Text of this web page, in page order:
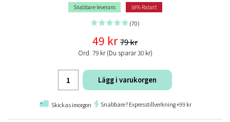
Snabbare leverans 38% Rabatt
(70)
49 kr 79 kr
Ord. 79 kr (Du sparar 30 kr)
Lägg i varukorgen
Skickas imorgon Snabbare? Expresstillverkning +99 kr